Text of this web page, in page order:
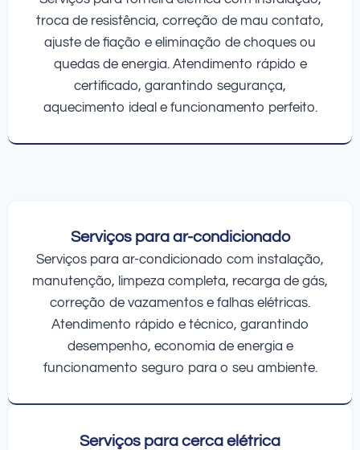
troca de resistência, correção de mau contato,
ajuste de fiação e eliminação de choques ou
quedas de energia. Atendimento rápido e
certificado, garantindo segurança,
aquecimento ideal e funcionamento perfeito.
Serviços para ar-condicionado
Serviços para ar-condicionado com instalação,
manutenção, limpeza completa, recarga de gás,
correção de vazamentos e falhas elétricas.
Atendimento rápido e técnico, garantindo
desempenho, economia de energia e
funcionamento seguro para o seu ambiente.
Serviços para cerca elétrica